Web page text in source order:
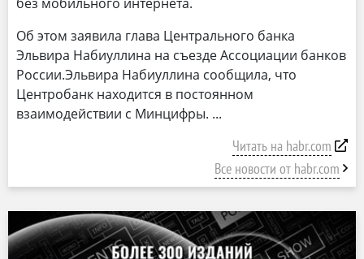
Об этом заявила глава Центрального банка
Эльвира Набиуллина на съезде Ассоциации банков
России.Эльвира Набиуллина сообщила, что
Центробанк находится в постоянном
взаимодействии с Минцифры.
Читать на habr.com
Все новости от habr.com